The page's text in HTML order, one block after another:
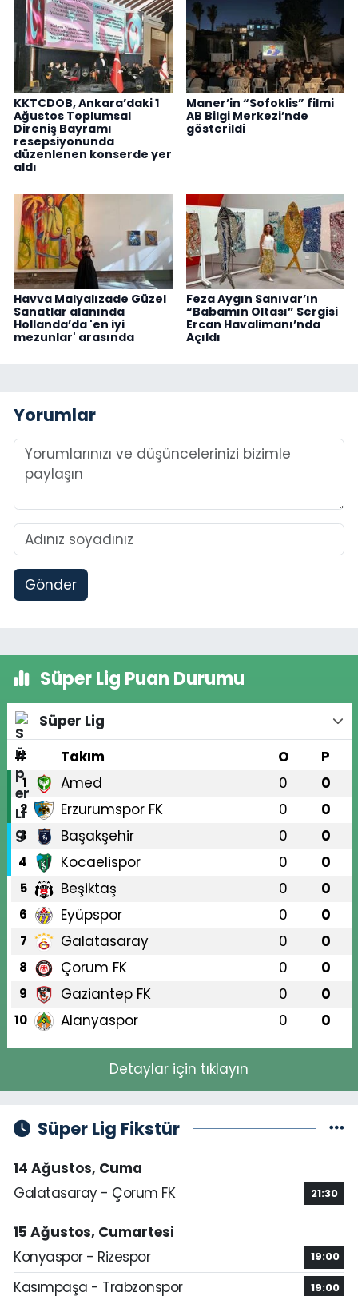
KKTCDOB, Ankara’daki 1
Ağustos Toplumsal
Direniş Bayramı
resepsiyonunda
düzenlenen konserde yer
aldı
Maner’in “Sofoklis” filmi
AB Bilgi Merkezi’nde
gösterildi
Havva Malyalızade Güzel
Sanatlar alanında
Hollanda’da 'en iyi
mezunlar' arasında
Feza Aygın Sanıvar’ın
“Babamın Oltası” Sergisi
Ercan Havalimanı’nda
Açıldı
Yorumlar
Gönder
Süper Lig Puan Durumu
Süper Lig
#
Takım O P
1 Amed 0 0
2 Erzurumspor FK 0 0
3 Başakşehir 0 0
4 Kocaelispor 0 0
5 Beşiktaş 0 0
6 Eyüpspor 0 0
7 Galatasaray 0 0
8 Çorum FK 0 0
9 Gaziantep FK 0 0
10 Alanyaspor 0 0
Detaylar için tıklayın
Süper Lig Fikstür
14 Ağustos, Cuma
Galatasaray - Çorum FK
21:30
15 Ağustos, Cumartesi
Konyaspor - Rizespor
19:00
Kasımpaşa - Trabzonspor 19:00